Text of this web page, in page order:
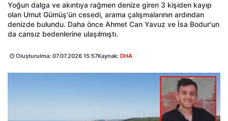
Yoğun dalga ve akıntıya rağmen denize giren 3 kişiden kayıp
olan Umut Gümüş'ün cesedi, arama çalışmalarının ardından
denizde bulundu. Daha önce Ahmet Can Yavuz ve İsa Bodur'un
da cansız bedenlerine ulaşılmıştı.
Oluşturulma: 07.07.2026 15:57Kaynak: DHA